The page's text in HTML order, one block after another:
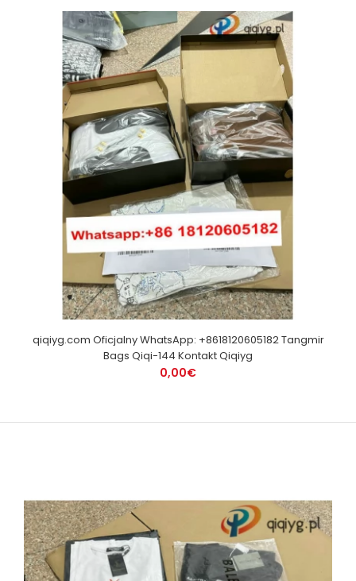
qiqiyg.com Oficjalny WhatsApp: +8618120605182 Tangmir
Bags Qiqi-144 Kontakt Qiqiyg
0,00€